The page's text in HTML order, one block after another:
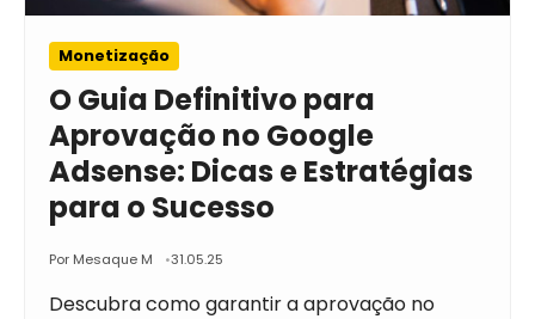
Monetização
O Guia Definitivo para
Aprovação no Google
Adsense: Dicas e Estratégias
para o Sucesso
Por Mesaque M 31.05.25
Descubra como garantir a aprovação no